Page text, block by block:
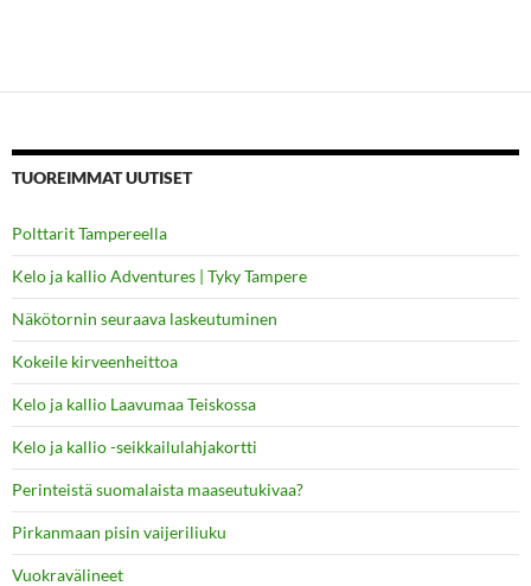
TUOREIMMAT UUTISET
Polttarit Tampereella
Kelo ja kallio Adventures | Tyky Tampere
Näkötornin seuraava laskeutuminen
Kokeile kirveenheittoa
Kelo ja kallio Laavumaa Teiskossa
Kelo ja kallio -seikkailulahjakortti
Perinteistä suomalaista maaseutukivaa?
Pirkanmaan pisin vaijeriliuku
Vuokravälineet